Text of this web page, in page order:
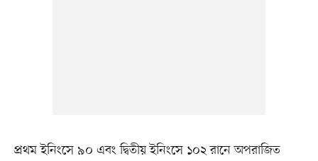
প্রথম ইনিংসে ৯০ এবং দ্বিতীয় ইনিংসে ১০২ রানে অপরাজিত